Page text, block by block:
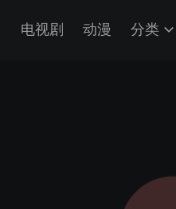
电视剧 动漫 分类